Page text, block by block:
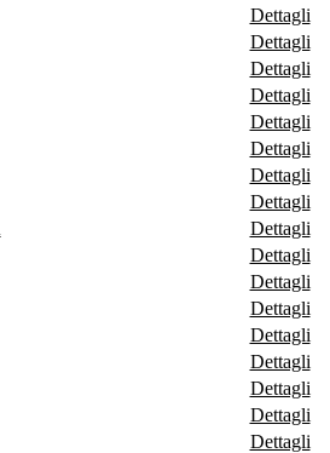
Dettagli
Dettagli
Dettagli
Dettagli
Dettagli
Dettagli
Dettagli
Dettagli
Dettagli
Dettagli
Dettagli
Dettagli
Dettagli
Dettagli
Dettagli
Dettagli
Dettagli